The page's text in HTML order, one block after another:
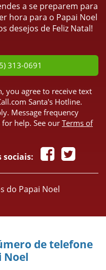
a se preparem para
hora para o Papai Noel
desejos de Feliz Natal!
313-0691
you agree to receive text
Santa's Hotline.
Message frequency
for help. See our Terms of
sociais:
do Papai Noel
de telefone
Noel